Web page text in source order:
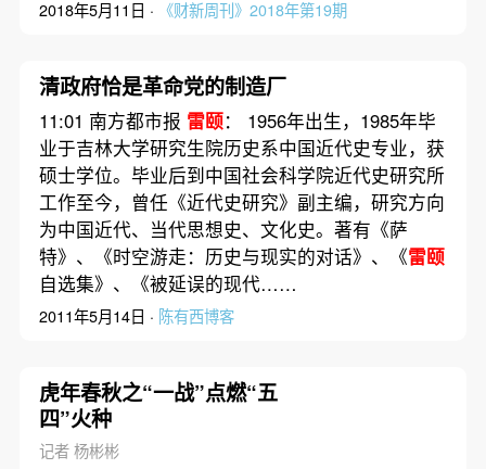
2018年5月11日 · 《财新周刊》2018年第19期
清政府恰是革命党的制造厂
11:01 南方都市报 雷颐： 1956年出生，1985年毕
业于吉林大学研究生院历史系中国近代史专业，获
硕士学位。毕业后到中国社会科学院近代史研究所
工作至今，曾任《近代史研究》副主编，研究方向
为中国近代、当代思想史、文化史。著有《萨
特》、《时空游走：历史与现实的对话》、《雷颐
自选集》、《被延误的现代……
2011年5月14日 · 陈有西博客
虎年春秋之“一战”点燃“五
四”火种
记者 杨彬彬